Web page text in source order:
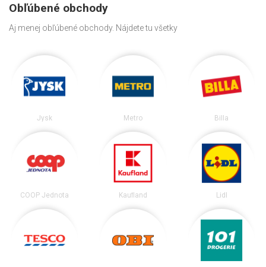
Obľúbené obchody
Aj menej obľúbené obchody. Nájdete tu všetky
Jysk Metro Billa
COOP Jednota Kaufland Lidl